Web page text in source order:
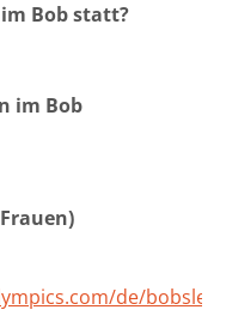
Bob statt?
im Bob
de/bobsled